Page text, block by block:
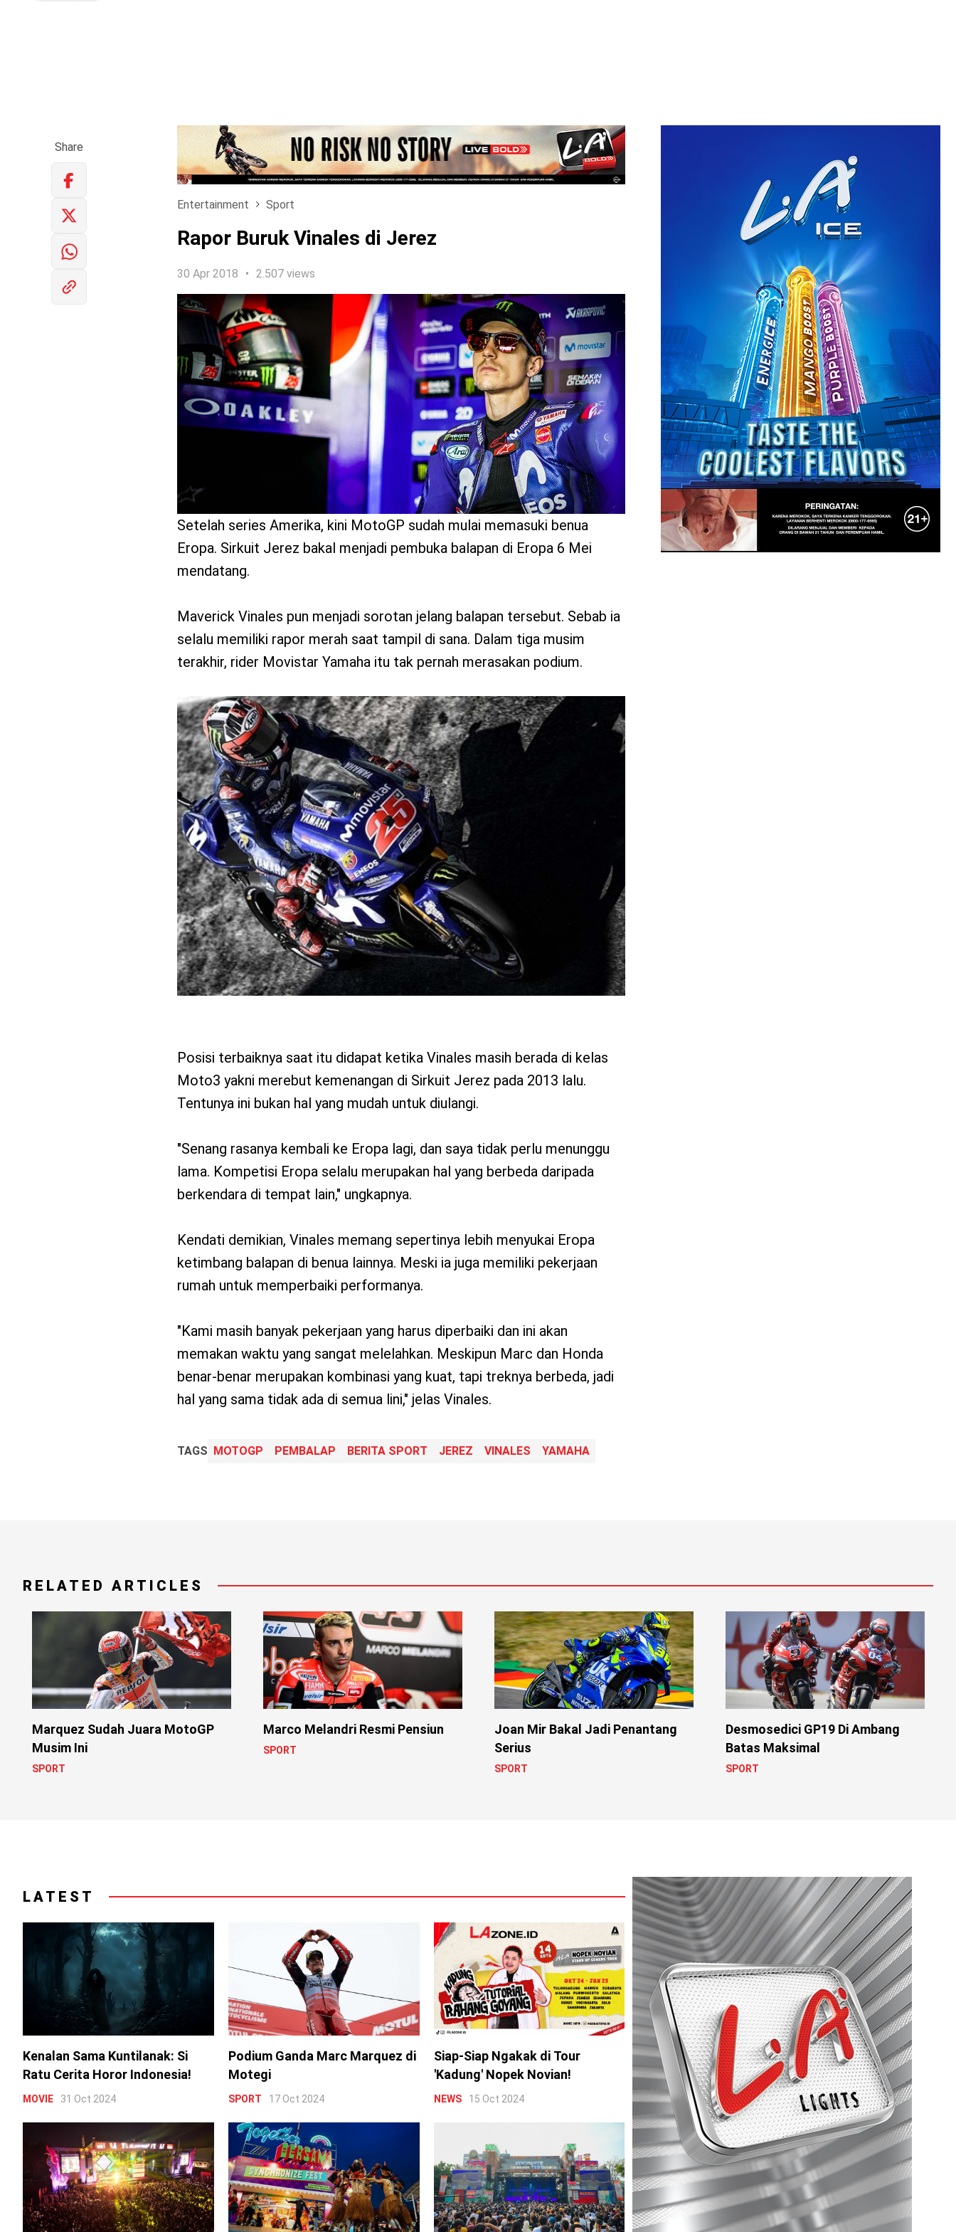
benefit
menarik
LOGIN
Share
Entertainment Sport
Rapor Buruk Vinales di Jerez
30 Apr 2018 2.507 views
Setelah series Amerika, kini MotoGP sudah mulai memasuki benua
Eropa. Sirkuit Jerez bakal menjadi pembuka balapan di Eropa 6 Mei
mendatang.
Maverick Vinales pun menjadi sorotan jelang balapan tersebut. Sebab ia
selalu memiliki rapor merah saat tampil di sana. Dalam tiga musim
terakhir, rider Movistar Yamaha itu tak pernah merasakan podium.
Posisi terbaiknya saat itu didapat ketika Vinales masih berada di kelas
Moto3 yakni merebut kemenangan di Sirkuit Jerez pada 2013 lalu.
Tentunya ini bukan hal yang mudah untuk diulangi.
"Senang rasanya kembali ke Eropa lagi, dan saya tidak perlu menunggu
lama. Kompetisi Eropa selalu merupakan hal yang berbeda daripada
berkendara di tempat lain," ungkapnya.
Kendati demikian, Vinales memang sepertinya lebih menyukai Eropa
ketimbang balapan di benua lainnya. Meski ia juga memiliki pekerjaan
rumah untuk memperbaiki performanya.
"Kami masih banyak pekerjaan yang harus diperbaiki dan ini akan
memakan waktu yang sangat melelahkan. Meskipun Marc dan Honda
benar-benar merupakan kombinasi yang kuat, tapi treknya berbeda, jadi
hal yang sama tidak ada di semua lini," jelas Vinales.
TAGS MOTOGP PEMBALAP BERITA SPORT JEREZ VINALES YAMAHA
RELATED ARTICLES
Marquez Sudah Juara MotoGP
Musim Ini
SPORT
Marco Melandri Resmi Pensiun
SPORT
Joan Mir Bakal Jadi Penantang
Serius
SPORT
Desmosedici GP19 Di Ambang
Batas Maksimal
SPORT
LATEST
Kenalan Sama Kuntilanak: Si
Ratu Cerita Horor Indonesia!
MOVIE 31 Oct 2024
Podium Ganda Marc Marquez di
Motegi
SPORT 17 Oct 2024
Siap-Siap Ngakak di Tour
'Kadung' Nopek Novian!
NEWS 15 Oct 2024